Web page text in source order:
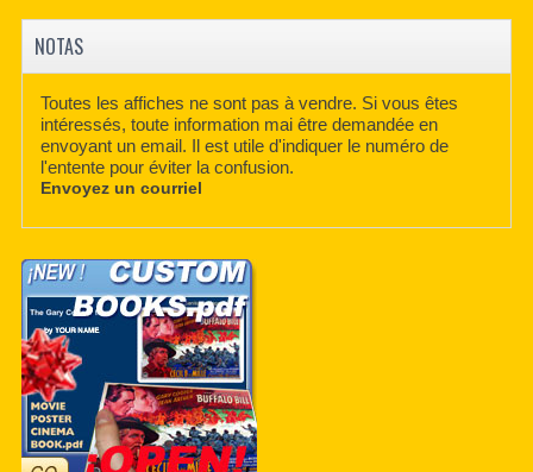
NOTAS
Toutes les affiches ne sont pas à vendre. Si vous êtes
intéressés, toute information mai être demandée en
envoyant un email. Il est utile d'indiquer le numéro de
l'entente pour éviter la confusion.
Envoyez un courriel